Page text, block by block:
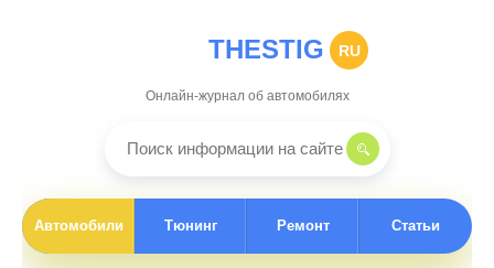
THESTIG RU
Онлайн-журнал об автомобилях
Автомобили Тюнинг Ремонт Статьи